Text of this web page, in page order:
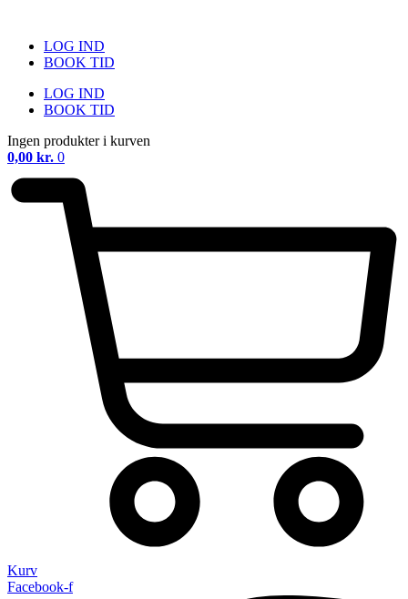
indholdLOG IND
BOOK TID
LOG IND
BOOK TID
Ingen produkter i kurven
0,00 kr. 0
Kurv
Facebook-f